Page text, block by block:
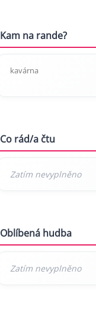
Kam na rande?
kavárna
Co rád/a čtu
Oblíbená hudba